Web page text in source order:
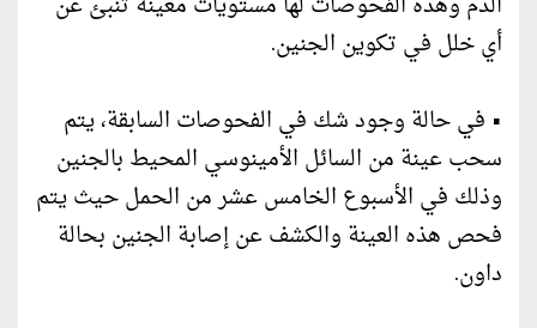
أي خلل في تكوين الجنين.
• في حالة وجود شك في الفحوصات السابقة، يتم
سحب عينة من السائل الأمينوسي المحيط بالجنين
وذلك في الأسبوع الخامس عشر من الحمل حيث يتم
فحص هذه العينة والكشف عن إصابة الجنين بحالة
داون.